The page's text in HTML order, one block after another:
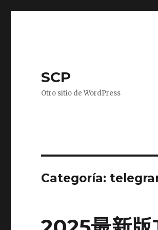
SCP
Otro sitio de WordPress
Categoría: